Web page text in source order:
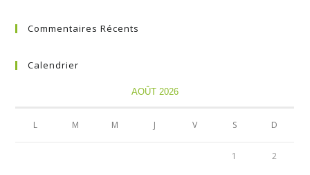
Commentaires Récents
Calendrier
AOÛT 2026
L M M J V S D
1 2